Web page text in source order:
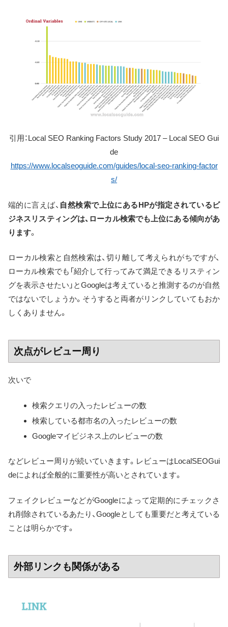
引用：Local SEO Ranking Factors Study 2017 – Local SEO Gui
de
https://www.localseoguide.com/guides/local-seo-ranking-factor
s/
端的に言えば、 自然検索で上位にあるHPが指定されているビ
ジネスリスティングは、ローカル検索でも上位にある傾向があ
ります。
ローカル検索と自然検索は、切り離して考えられがちですが、
ローカル検索でも「紹介して行ってみて満足できるリスティン
グを表示させたい」とGoogleは考えていると推測するのが自然
ではないでしょうか。そうすると両者がリンクしていてもおか
しくありません。
次点がレビュー周り
次いで
検索クエリの入ったレビューの数
検索している都市名の入ったレビューの数
Googleマイビジネス上のレビューの数
などレビュー周りが続いていきます。レビューはLocalSEOGui
deによれば全般的に重要性が高いとされています。
フェイクレビューなどがGoogleによって定期的にチェックさ
れ削除されているあたり、Googleとしても重要だと考えている
ことは明らかです。
外部リンクも関係がある